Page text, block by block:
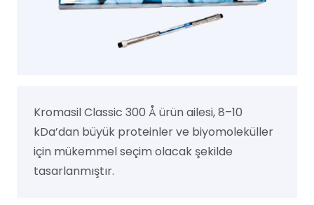
Kromasil Classic 300 Å ürün ailesi, 8–10
kDa’dan büyük proteinler ve biyomoleküller
için mükemmel seçim olacak şekilde
tasarlanmıştır.